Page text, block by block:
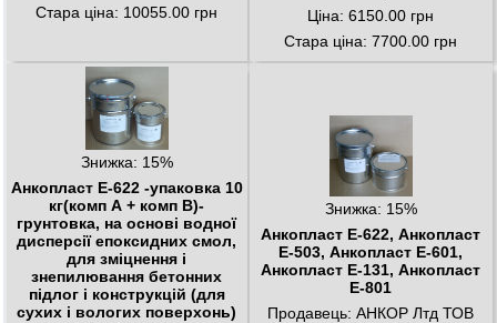
Стара ціна: 10055.00 грн
Ціна: 6150.00 грн
Стара ціна: 7700.00 грн
Знижка: 15%
Анкопласт Е-622 -упаковка 10
кг(комп А + комп В)-
грунтовка, на основі водної
дисперсії епоксидних смол,
для зміцнення і
знепилювання бетонних
підлог і конструкцій (для
сухих і вологих поверхонь)
Знижка: 15%
Анкопласт Е-622, Анкопласт
Е-503, Анкопласт Е-601,
Анкопласт Е-131, Анкопласт
Е-801
Продавець: АНКОР Лтд ТОВ